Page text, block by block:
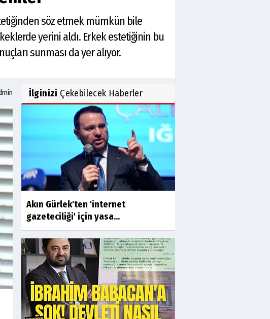
söz etmek mümkün bile
yerini aldı. Erkek estetiğinin bu
sunması da yer alıyor.
İlginizi Çekebilecek Haberler
Akın Gürlek'ten 'internet
gazeteciliği' için yasa...